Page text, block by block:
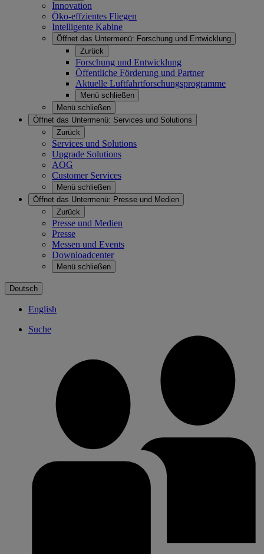
Innovation
Öko-effzientes Fliegen
Intelligente Kabine
Öffnet das Untermenü: Forschung und Entwicklung
Zurück
Forschung und Entwicklung
Öffentliche Förderung und Partner
Aktuelle Luftfahrtforschungsprogramme
Menü schließen
Menü schließen
Öffnet das Untermenü: Services und Solutions
Zurück
Services und Solutions
Upgrade Solutions
AOG
Customer Services
Menü schließen
Öffnet das Untermenü: Presse und Medien
Zurück
Presse und Medien
Presse
Messen und Events
Downloadcenter
Menü schließen
Deutsch
English
Suche